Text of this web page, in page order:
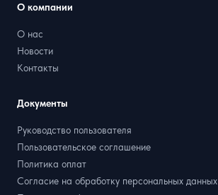
О компании
О нас
Новости
Контакты
Документы
Руководство пользователя
Пользовательское соглашение
Политика оплат
Согласие на обработку персональных данных